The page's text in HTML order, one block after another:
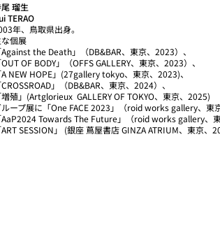
瑠生
TERAO
年、鳥取県出身。
な個展
Against the Death」（DB&BAR、東京、2023）、
OUT OF BODY」（OFFS GALLERY、東京、2023）、
A NEW HOPE」(27gallery tokyo、東京、2023)、
CROSSROAD」（DB&BAR、東京、2024）、
増殖」(Artglorieux GALLERY OF TOKYO、東京、2025)
ループ展に「One FACE 2023」（roid works gallery、東京
AaP2024 Towards The Future」（roid works gallery、東
ART SESSION」 (銀座 蔦屋書店 GINZA ATRIUM、東京、